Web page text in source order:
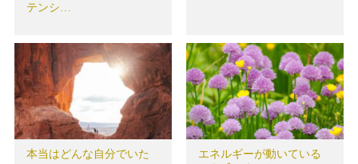
テンシ…
本当はどんな自分でいた
エネルギーが動いている